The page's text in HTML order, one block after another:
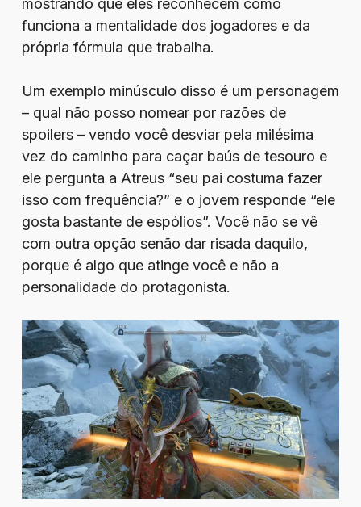
mostrando que eles reconhecem como
funciona a mentalidade dos jogadores e da
própria fórmula que trabalha.
Um exemplo minúsculo disso é um personagem
– qual não posso nomear por razões de
spoilers – vendo você desviar pela milésima
vez do caminho para caçar baús de tesouro e
ele pergunta a Atreus “seu pai costuma fazer
isso com frequência?” e o jovem responde “ele
gosta bastante de espólios”. Você não se vê
com outra opção senão dar risada daquilo,
porque é algo que atinge você e não a
personalidade do protagonista.